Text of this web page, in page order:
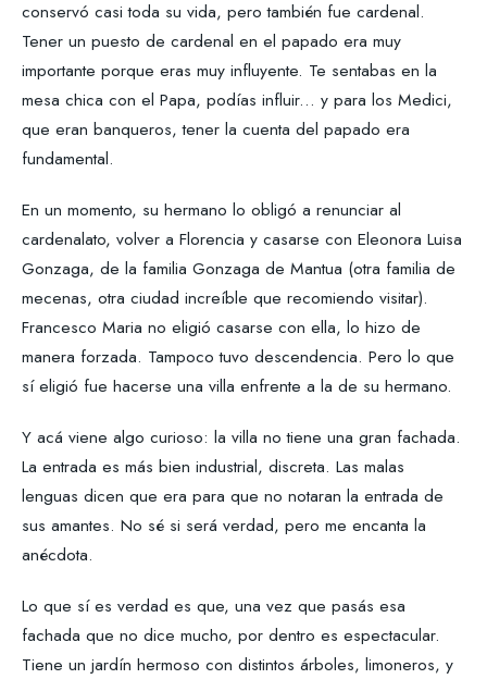
conservó casi toda su vida, pero también fue cardenal.
Tener un puesto de cardenal en el papado era muy
importante porque eras muy influyente. Te sentabas en la
mesa chica con el Papa, podías influir... y para los Medici,
que eran banqueros, tener la cuenta del papado era
fundamental.
En un momento, su hermano lo obligó a renunciar al
cardenalato, volver a Florencia y casarse con Eleonora Luisa
Gonzaga, de la familia Gonzaga de Mantua (otra familia de
mecenas, otra ciudad increíble que recomiendo visitar).
Francesco Maria no eligió casarse con ella, lo hizo de
manera forzada. Tampoco tuvo descendencia. Pero lo que
sí eligió fue hacerse una villa enfrente a la de su hermano.
Y acá viene algo curioso: la villa no tiene una gran fachada.
La entrada es más bien industrial, discreta. Las malas
lenguas dicen que era para que no notaran la entrada de
sus amantes. No sé si será verdad, pero me encanta la
anécdota.
Lo que sí es verdad es que, una vez que pasás esa
fachada que no dice mucho, por dentro es espectacular.
Tiene un jardín hermoso con distintos árboles, limoneros, y